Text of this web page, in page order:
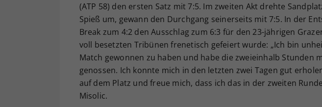
(ATP 58) den ersten Satz mit 7:5. Im zweiten Akt drehte
Spieß um, gewann den Durchgang seinerseits mit 7:5. In der
Break zum 4:2 den Ausschlag zum 6:3 für den 23-jährigen
voll besetzten Tribünen frenetisch gefeiert wurde: „Ich bin
Match gewonnen zu haben und habe die zweieinhalb Stunden
genossen. Ich konnte mich in den letzten zwei Tagen gut
auf dem Platz und freue mich, dass ich das in der zweiten
Misolic.